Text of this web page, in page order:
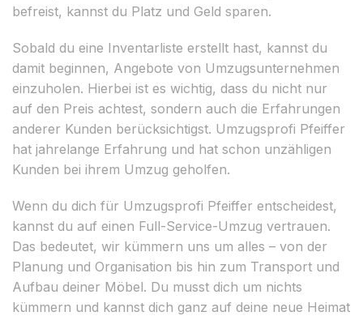
befreist, kannst du Platz und Geld sparen.
Sobald du eine Inventarliste erstellt hast, kannst du
damit beginnen, Angebote von Umzugsunternehmen
einzuholen. Hierbei ist es wichtig, dass du nicht nur
auf den Preis achtest, sondern auch die Erfahrungen
anderer Kunden berücksichtigst. Umzugsprofi Pfeiffer
hat jahrelange Erfahrung und hat schon unzähligen
Kunden bei ihrem Umzug geholfen.
Wenn du dich für Umzugsprofi Pfeiffer entscheidest,
kannst du auf einen Full-Service-Umzug vertrauen.
Das bedeutet, wir kümmern uns um alles – von der
Planung und Organisation bis hin zum Transport und
Aufbau deiner Möbel. Du musst dich um nichts
kümmern und kannst dich ganz auf deine neue Heimat